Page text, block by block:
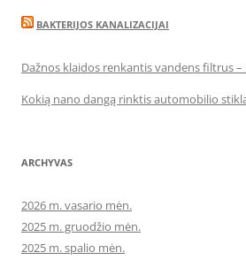
BAKTERIJOS KANALIZACIJAI
Dažnos klaidos renkantis vandens filtrus
Kokią nano dangą rinktis automobilio
ARCHYVAS
2026 m. vasario mėn.
2025 m. gruodžio mėn.
2025 m. spalio mėn.